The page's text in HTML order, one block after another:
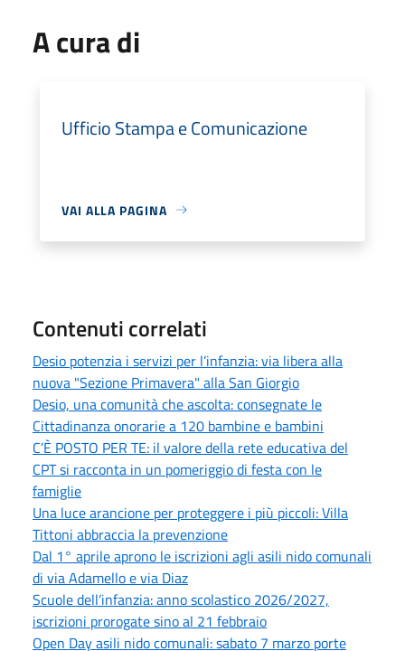
A cura di
Ufficio Stampa e Comunicazione
VAI ALLA PAGINA
Contenuti correlati
Desio potenzia i servizi per l’infanzia: via libera alla
nuova "Sezione Primavera" alla San Giorgio
Desio, una comunità che ascolta: consegnate le
Cittadinanza onorarie a 120 bambine e bambini
C’È POSTO PER TE: il valore della rete educativa del
CPT si racconta in un pomeriggio di festa con le
famiglie
Una luce arancione per proteggere i più piccoli: Villa
Tittoni abbraccia la prevenzione
Dal 1° aprile aprono le iscrizioni agli asili nido comunali
di via Adamello e via Diaz
Scuole dell’infanzia: anno scolastico 2026/2027,
iscrizioni prorogate sino al 21 febbraio
Open Day asili nido comunali: sabato 7 marzo porte